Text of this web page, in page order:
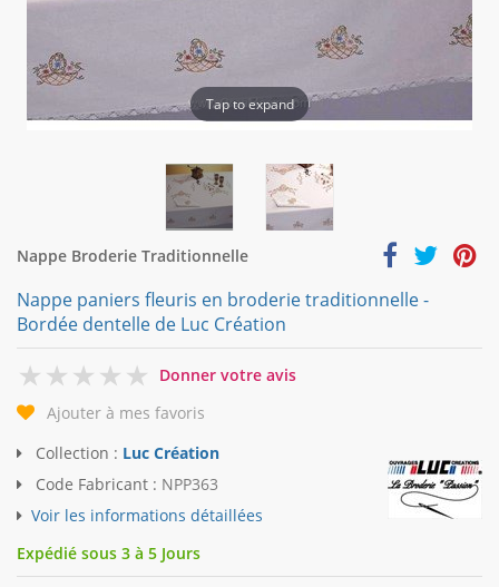
Tap to expand
Nappe Broderie Traditionnelle
Nappe paniers fleuris en broderie traditionnelle -
Bordée dentelle de Luc Création
0
Donner votre avis
Ajouter à mes favoris
Collection : Luc Création
Code Fabricant : NPP363
Voir les informations détaillées
Expédié sous 3 à 5 Jours